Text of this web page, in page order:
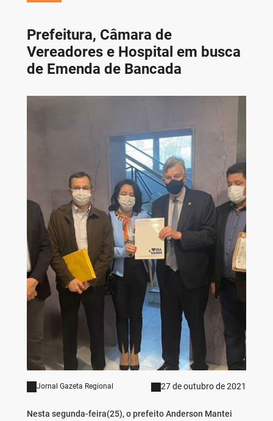
Prefeitura, Câmara de
Vereadores e Hospital em busca
de Emenda de Bancada
Jornal Gazeta Regional 27 de outubro de 2021
Nesta segunda-feira(25), o prefeito Anderson Mantei